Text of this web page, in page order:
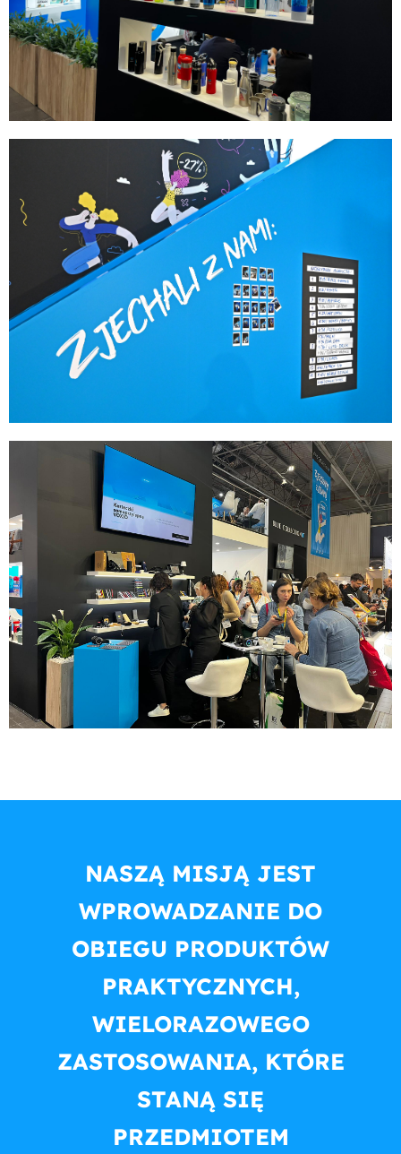
NASZĄ MISJĄ JEST
WPROWADZANIE DO
OBIEGU PRODUKTÓW
PRAKTYCZNYCH,
WIELORAZOWEGO
ZASTOSOWANIA, KTÓRE
STANĄ SIĘ
PRZEDMIOTEM